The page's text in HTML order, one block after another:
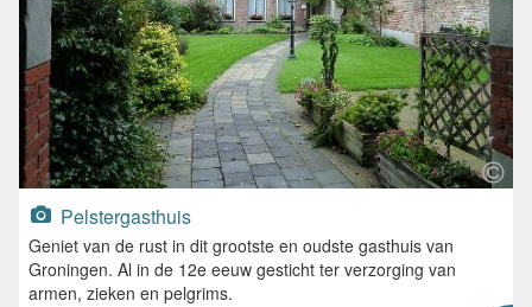
Pelstergasthuis
Geniet van de rust in dit grootste en oudste gasthuis van
Groningen. Al in de 12e eeuw gesticht ter verzorging van
armen, zieken en pelgrims.